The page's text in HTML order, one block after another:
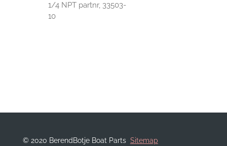
1/4 NPT partnr, 33503-
10
© 2020 BerendBotje Boat Parts Sitemap